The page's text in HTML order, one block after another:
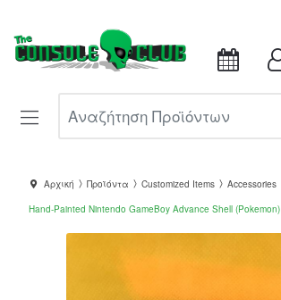
Αρχική Προϊόντα Customized Items
Accessories
Hand-Painted Nintendo GameBoy Advance Shell (Pokemon)